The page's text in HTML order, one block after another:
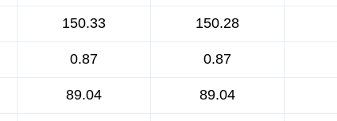
150.33 150.28
0.87 0.87
89.04 89.04